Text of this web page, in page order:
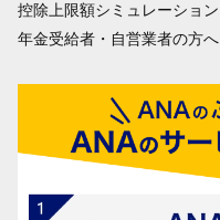
控除上限額シミュレーション
年金受給者・自営業者の方へ